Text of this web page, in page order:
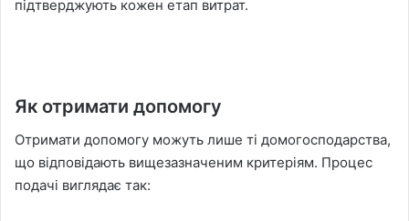
підтверджують кожен етап витрат.
Як отримати допомогу
Отримати допомогу можуть лише ті домогосподарства,
що відповідають вищезазначеним критеріям. Процес
подачі виглядає так: